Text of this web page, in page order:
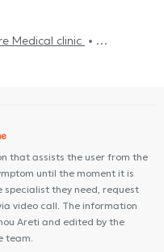
Medical clinic
that assists the user from the
until the moment it is
specialist they need, request
video call. The information
Areti and edited by the
team.